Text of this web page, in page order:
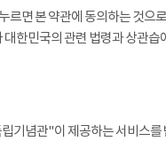
면 본 약관에 동의하는 것으로
한민국의 관련 법령과 상관습
기념관"이 제공하는 서비스를